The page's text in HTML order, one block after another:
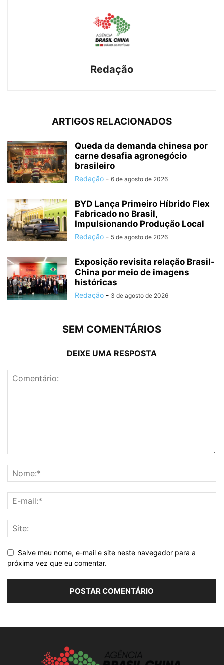
Redação
ARTIGOS RELACIONADOS
Queda da demanda chinesa por
carne desafia agronegócio
brasileiro
Redação - 6 de agosto de 2026
BYD Lança Primeiro Híbrido Flex
Fabricado no Brasil,
Impulsionando Produção Local
Redação - 5 de agosto de 2026
Exposição revisita relação Brasil-
China por meio de imagens
históricas
Redação - 3 de agosto de 2026
SEM COMENTÁRIOS
DEIXE UMA RESPOSTA
Salve meu nome, e-mail e site neste navegador para a
próxima vez que eu comentar.